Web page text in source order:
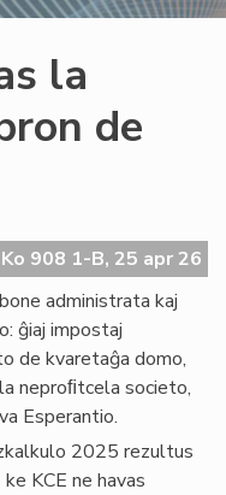
la
de
908 1-B, 25 apr 26
administrata kaj
ĝiaj impostaj
de kvaretaĝa domo,
neproﬁtcela societo,
Esperantio.
2025 rezultus
KCE ne havas